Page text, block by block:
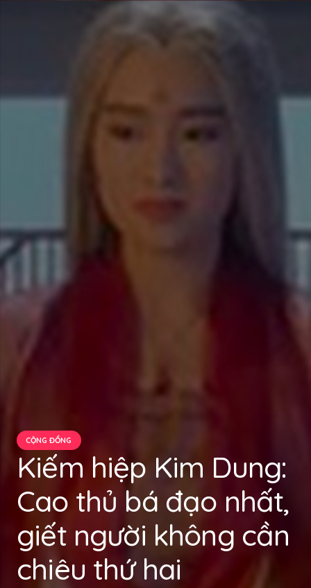
CỘNG ĐỒNG
Kiếm hiệp Kim Dung:
Cao thủ bá đạo nhất,
giết người không cần
chiêu thứ hai